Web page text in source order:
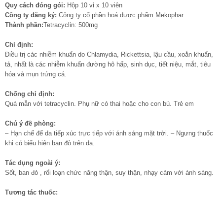
Quy cách đóng gói: Hộp 10 vỉ x 10 viên
Công ty đăng ký: Công ty cổ phần hoá dược phẩm Mekophar
Thành phần:Tetracyclin: 500mg
Chỉ định:
Điều trị các nhiễm khuẩn do Chlamydia, Rickettsia, lậu cầu, xoắn khuẩn,
tả, nhất là các nhiễm khuẩn đường hô hấp, sinh dục, tiết niệu, mắt, tiêu
hóa và mụn trứng cá.
Chống chỉ định:
Quá mẫn với tetracyclin. Phụ nữ có thai hoặc cho con bú. Trẻ em
Chú ý đề phòng:
– Hạn chế để da tiếp xúc trực tiếp với ánh sáng mặt trời. – Ngưng thuốc
khi có biểu hiện ban đỏ trên da.
Tác dụng ngoài ý:
Sốt, ban đỏ , rối loạn chức năng thận, suy thận, nhạy cảm với ánh sáng.
Tương tác thuốc: